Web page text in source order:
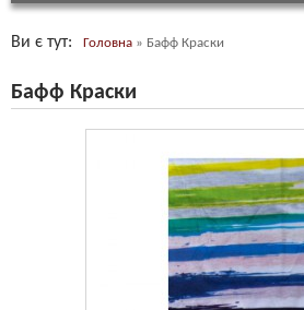
Ви є тут Головна » Бафф Краски
Бафф Краски